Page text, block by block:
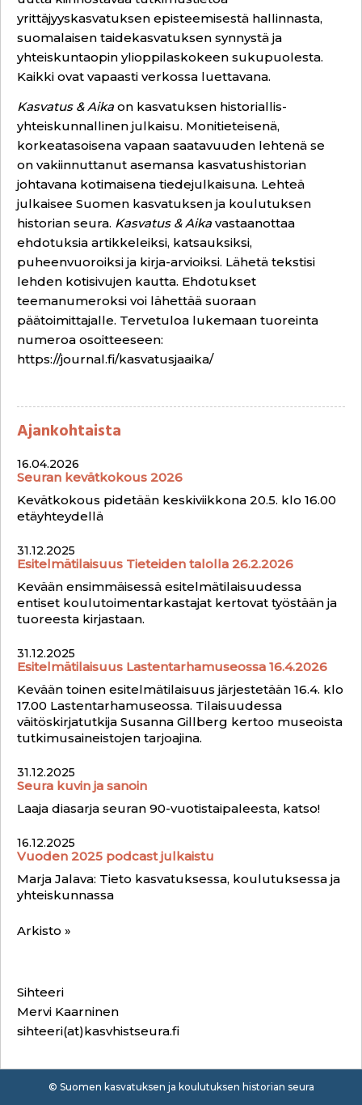
yrittäjyyskasvatuksen episteemisestä hallinnasta,
suomalaisen taidekasvatuksen synnystä ja
yhteiskuntaopin ylioppilaskokeen sukupuolesta.
Kaikki ovat vapaasti verkossa luettavana.
Kasvatus & Aika on kasvatuksen historiallis-
yhteiskunnallinen julkaisu. Monitieteisenä,
korkeatasoisena vapaan saatavuuden lehtenä se
on vakiinnuttanut asemansa kasvatushistorian
johtavana kotimaisena tiedejulkaisuna. Lehteä
julkaisee Suomen kasvatuksen ja koulutuksen
historian seura. Kasvatus & Aika vastaanottaa
ehdotuksia artikkeleiksi, katsauksiksi,
puheenvuoroiksi ja kirja-arvioiksi. Lähetä tekstisi
lehden kotisivujen kautta. Ehdotukset
teemanumeroksi voi lähettää suoraan
päätoimittajalle. Tervetuloa lukemaan tuoreinta
numeroa osoitteeseen:
https://journal.fi/kasvatusjaaika/
Ajankohtaista
16.04.2026
Seuran kevätkokous 2026
Kevätkokous pidetään keskiviikkona 20.5. klo 16.00
etäyhteydellä
31.12.2025
Esitelmätilaisuus Tieteiden talolla 26.2.2026
Kevään ensimmäisessä esitelmätilaisuudessa
entiset koulutoimentarkastajat kertovat työstään ja
tuoreesta kirjastaan.
31.12.2025
Esitelmätilaisuus Lastentarhamuseossa 16.4.2026
Kevään toinen esitelmätilaisuus järjestetään 16.4. klo
17.00 Lastentarhamuseossa. Tilaisuudessa
väitöskirjatutkija Susanna Gillberg kertoo museoista
tutkimusaineistojen tarjoajina.
31.12.2025
Seura kuvin ja sanoin
Laaja diasarja seuran 90-vuotistaipaleesta, katso!
16.12.2025
Vuoden 2025 podcast julkaistu
Marja Jalava: Tieto kasvatuksessa, koulutuksessa ja
yhteiskunnassa
Arkisto »
Sihteeri
Mervi Kaarninen
sihteeri(at)kasvhistseura.fi
© Suomen kasvatuksen ja koulutuksen historian seura